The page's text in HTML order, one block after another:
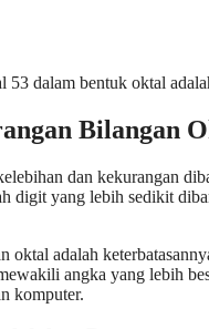
53 dalam bentuk oktal
Bilangan
dan kekurangan
digit yang lebih sedikit
oktal adalah
angka yang lebih
komputer.